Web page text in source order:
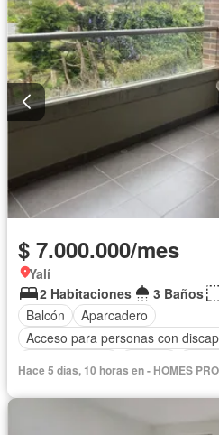
$ 7.000.000/mes
Yalí
2 Habitaciones
3 Baños
Balcón
Aparcadero
Acceso para personas con
Hace 5 días, 10 horas en - HOMES